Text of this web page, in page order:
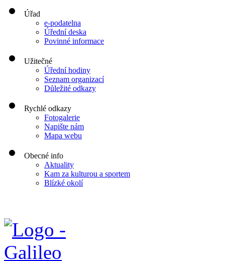
Úřad
e-podatelna
Úřední deska
Povinné informace
Užitečné
Úřední hodiny
Seznam organizací
Důležité odkazy
Rychlé odkazy
Fotogalerie
Napište nám
Mapa webu
Obecné info
Aktuality
Kam za kulturou a sportem
Blízké okolí